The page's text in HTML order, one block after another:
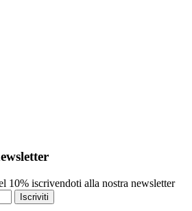
10% iscrivendoti alla nostra newsletter
Iscriviti